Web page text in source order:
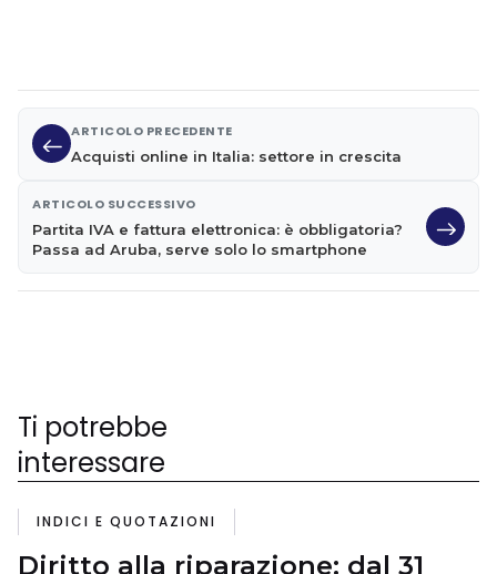
ARTICOLO PRECEDENTE
Acquisti online in Italia: settore in crescita
ARTICOLO SUCCESSIVO
Partita IVA e fattura elettronica: è obbligatoria?
Passa ad Aruba, serve solo lo smartphone
Ti potrebbe
interessare
INDICI E QUOTAZIONI
Diritto alla riparazione: dal 31